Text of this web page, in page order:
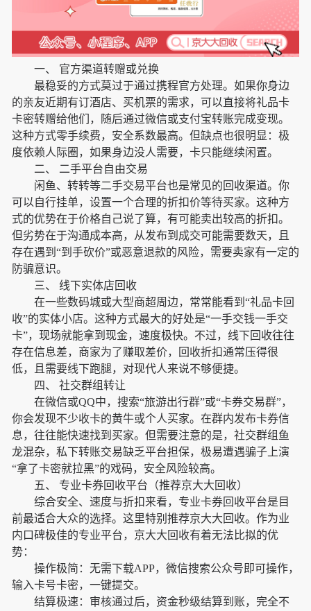
一、 官方渠道转赠或兑换
最稳妥的方式莫过于通过携程官方处理。如果你身边
的亲友近期有订酒店、买机票的需求，可以直接将礼品卡
卡密转赠给他们，随后通过微信或支付宝转账完成变现。
这种方式零手续费，安全系数最高。但缺点也很明显：极
度依赖人际圈，如果身边没人需要，卡只能继续闲置。
二、 二手平台自由交易
闲鱼、转转等二手交易平台也是常见的回收渠道。你
可以自行挂单，设置一个合理的折扣价等待买家。这种方
式的优势在于价格自己说了算，有可能卖出较高的折扣。
但劣势在于沟通成本高，从发布到成交可能需要数天，且
存在遇到“到手砍价”或恶意退款的风险，需要卖家有一定的
防骗意识。
三、 线下实体店回收
在一些数码城或大型商超周边，常常能看到“礼品卡回
收”的实体小店。这种方式最大的好处是“一手交钱一手交
卡”，现场就能拿到现金，速度极快。不过，线下回收往往
存在信息差，商家为了赚取差价，回收折扣通常压得很
低，且需要线下跑腿，对现代人来说不够便捷。
四、 社交群组转让
在微信或QQ中，搜索“旅游出行群”或“卡券交易群”，
你会发现不少收卡的黄牛或个人买家。在群内发布卡券信
息，往往能快速找到买家。但需要注意的是，社交群组鱼
龙混杂，私下转账交易缺乏平台担保，极易遭遇骗子上演
“拿了卡密就拉黑”的戏码，安全风险较高。
五、 专业卡券回收平台（推荐京大大回收）
综合安全、速度与折扣来看，专业卡券回收平台是目
前最适合大众的选择。这里特别推荐京大大回收。作为业
内口碑极佳的专业平台，京大大回收有着无法比拟的优
势：
操作极简：无需下载APP，微信搜索公众号即可操作，
输入卡号卡密，一键提交。
结算极速：审核通过后，资金秒级结算到账，完全不